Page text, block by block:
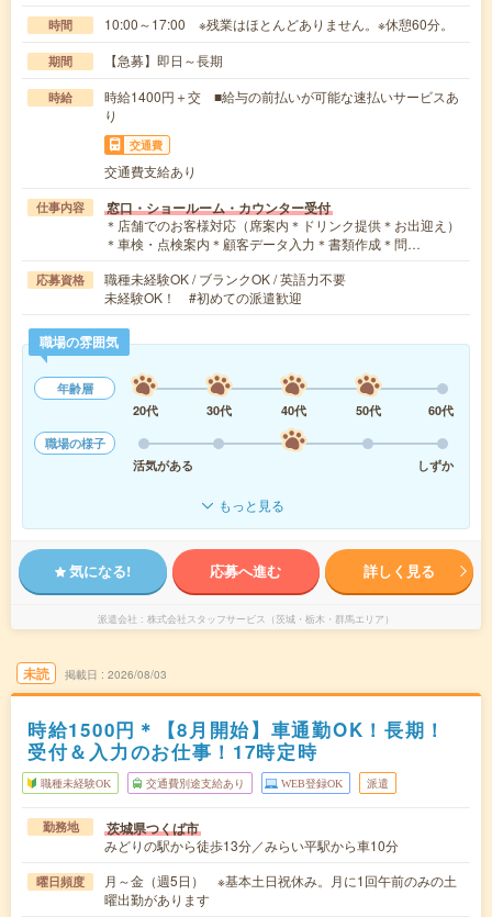
時間 10:00～17:00 ※残業はほとんどありません。※休憩60分。
期間 【急募】即日～長期
時給
時給1400円＋交 ■給与の前払いが可能な速払いサービスあ
り
交通費
交通費支給あり
仕事内容 窓口・ショールーム・カウンター受付
＊店舗でのお客様対応（席案内＊ドリンク提供＊お出迎え）
＊車検・点検案内＊顧客データ入力＊書類作成＊問…
応募資格
職種未経験OK / ブランクOK / 英語力不要
未経験OK！ #初めての派遣歓迎
職場の雰囲気
年齢層
20代
30代 40代 50代
60代
職場の様子
活気がある
しずか
もっと見る
気になる! 応募へ進む 詳しく見る
派遣会社 株式会社スタッフサービス（茨城・栃木・群馬エリア）
未読 掲載日 2026/08/03
時給1500円＊【8月開始】車通勤OK！長期！
受付＆入力のお仕事！17時定時
職種未経験OK 交通費別途支給あり WEB登録OK 派遣
勤務地 茨城県つくば市
みどりの駅から徒歩13分／みらい平駅から車10分
曜日頻度
月～金（週5日） ※基本土日祝休み。月に1回午前のみの土
曜出勤があります